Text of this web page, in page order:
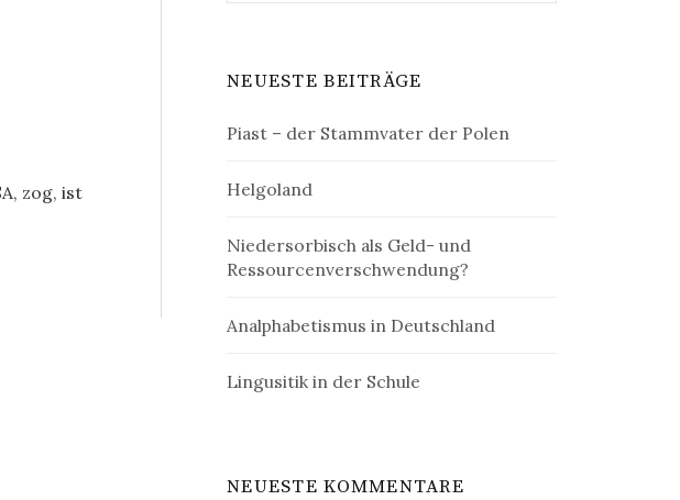
zog, ist
NEUESTE BEITRÄGE
Piast – der Stammvater der Polen
Helgoland
Niedersorbisch als Geld- und
Ressourcenverschwendung?
Analphabetismus in Deutschland
Lingusitik in der Schule
NEUESTE KOMMENTARE